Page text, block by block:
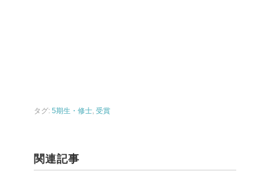
タグ: 5期生・修士, 受賞
関連記事